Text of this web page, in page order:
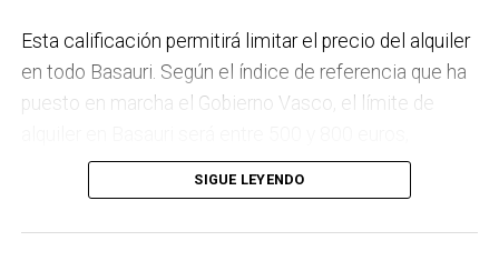
proyecto de lanueva haurreskola que se construirá en
Sarratu, junto a Arizko Ikastola, y que es una apuesta
por la educación pública y un elemento más de apoyo
el trabajo que desarrollamos en igualdad, con una
intensificación en la sensibilización respecto a la
violencia machista.
Esta calificación permitirá limitar el precio del alquiler
en todo Basauri. Según el índice de referencia que ha
puesto en marcha el Gobierno Vasco, el límite de
dependiendo de la zona y de las características de la
vivienda. Los interesados pueden consultar el límite
de precio a través del portal
SIGUE LEYENDO